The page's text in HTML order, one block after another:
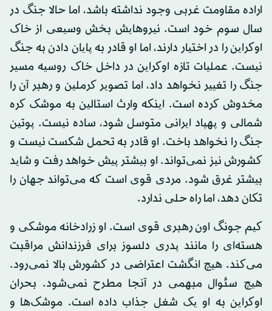
اراده مقاومت غربی وجود نداشته باشد، اما حالا جنگ در
سال سوم خود است. نیروهایش بخش وسیعی از خاک
اوکراین را در اختیار دارند، اما او قادر به پایان دادن به جنگ
نیست. عملیات تازه اوکراین در داخل خاک روسیه مسیر
جنگ را تغییر نخواهد داد، اما تصویر کرملین و رهبر آن را
مخدوش کرده است. اینکه وارث استالین به موشک کره
شمالی و پهپاد ایرانی متوسل شود، ساده نیست. پوتین
جنگ را نخواهد باخت. او قادر به تحمل شکست نیست و
کشورش نیز نمی‌تواند. او بیشتر پیش خواهد رفت و شاید
بیشتر غرق شود. مردی قوی است که می‌تواند جهان را
تکان دهد، اما راه حلی ندارد.
کیم جونگ اون رهبری قوی است. او زرادخانه موشکی و
هسته‌ای را مانند پدری دلسوز برای فرزندانش مراقبت
می‌کند. هیچ انگشت اعتراضی در کشورش بالا نمی‌رود.
هیچ سئوال مبهمی در آنجا مطرح نمی‌شود. بحران
اوکراین به او یک شغل جذاب داده است. موشک‌ها و